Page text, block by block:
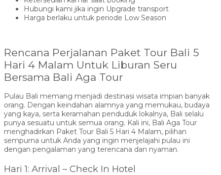
Hubungi kami jika ingin Upgrade transport
Harga berlaku untuk periode Low Season
Rencana Perjalanan Paket Tour Bali 5
Hari 4 Malam Untuk Liburan Seru
Bersama Bali Aga Tour
Pulau Bali memang menjadi destinasi wisata impian banyak
orang. Dengan keindahan alamnya yang memukau, budaya
yang kaya, serta keramahan penduduk lokalnya, Bali selalu
punya sesuatu untuk semua orang. Kali ini, Bali Aga Tour
menghadirkan Paket Tour Bali 5 Hari 4 Malam, pilihan
sempurna untuk Anda yang ingin menjelajahi pulau ini
dengan pengalaman yang terencana dan nyaman.
Hari 1: Arrival – Check In Hotel